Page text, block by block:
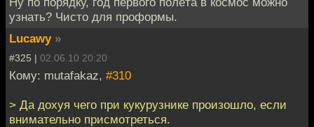
узнать? Чисто для проформы.
Lucawy »
#325 | 02.06.10 20:20
Кому: mutafakaz, #310
> Да дохуя чего при кукурузнике произошло, если
внимательно присмотреться.